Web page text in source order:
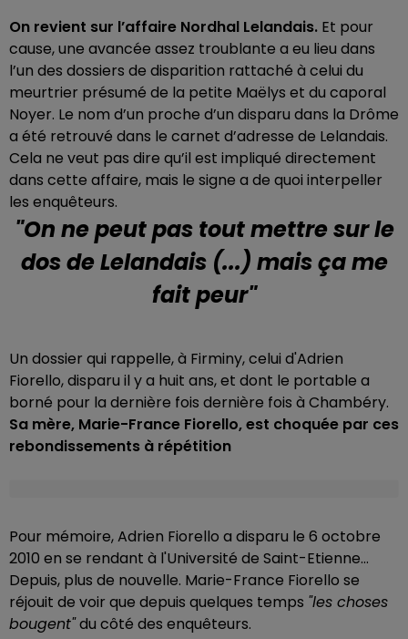
On revient sur l’affaire Nordhal Lelandais. Et pour
cause, une avancée assez troublante a eu lieu dans
l’un des dossiers de disparition rattaché à celui du
meurtrier présumé de la petite Maëlys et du caporal
Noyer. Le nom d’un proche d’un disparu dans la Drôme
a été retrouvé dans le carnet d’adresse de Lelandais.
Cela ne veut pas dire qu’il est impliqué directement
dans cette affaire, mais le signe a de quoi interpeller
les enquêteurs.
"On ne peut pas tout mettre sur le
dos de Lelandais (...) mais ça me
fait peur"
Un dossier qui rappelle, à Firminy, celui d'Adrien
Fiorello, disparu il y a huit ans, et dont le portable a
borné pour la dernière fois dernière fois à Chambéry.
Sa mère, Marie-France Fiorello, est choquée par ces
rebondissements à répétition
Pour mémoire, Adrien Fiorello a disparu le 6 octobre
2010 en se rendant à l'Université de Saint-Etienne…
Depuis, plus de nouvelle. Marie-France Fiorello se
réjouit de voir que depuis quelques temps "les choses
bougent"du côté des enquêteurs.